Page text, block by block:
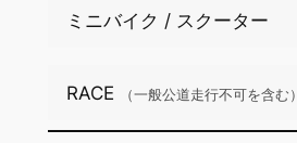
ミニバイク / スクーター
RACE （一般公道走行不可を含む）